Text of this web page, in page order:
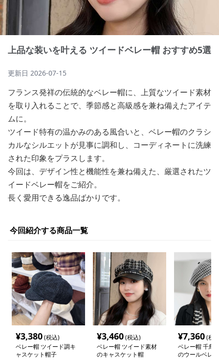
上品な装いを叶える ツイードベレー帽 おすすめ5選
更新日 2026-07-15
フランス発祥の伝統的なベレー帽に、上質なツイード素材
を取り入れることで、季節感と高級感を兼ね備えたアイテ
ムに。
ツイード特有の温かみのある風合いと、ベレー帽のクラシ
カルなシルエットが見事に調和し、コーディネートに洗練
された印象をプラスします。
今回は、デザイン性と機能性を兼ね備えた、厳選されたツ
イードベレー帽をご紹介。
長く愛用できる逸品ばかりです。
今回紹介する商品一覧
¥3,380(税込)
ベレー帽 ツイード調キ
ャスケット帽子
¥3,460(税込)
ベレー帽 ツイード素材
のキャスケット帽
¥7,360(税
ベレー帽 千鳥
のウールベレー